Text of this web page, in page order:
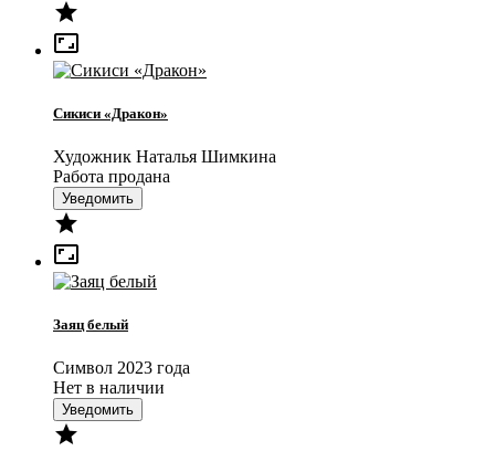


Сикиси «Дракон»
Художник Наталья Шимкина
Работа продана
Уведомить


Заяц белый
Символ 2023 года
Нет в наличии
Уведомить
